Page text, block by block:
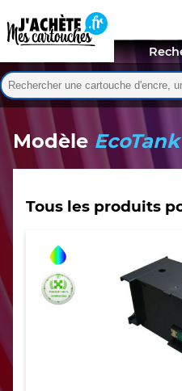
Rechercher :
Quand les résultats de
Modèle EcoTank
Tous les produits